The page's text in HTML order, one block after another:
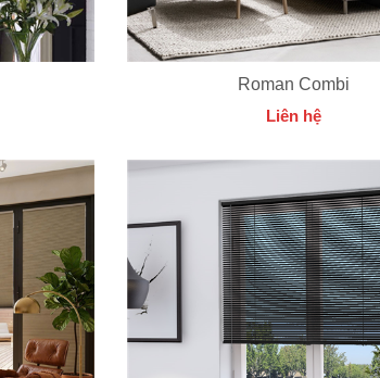
Roman Combi
Liên hệ